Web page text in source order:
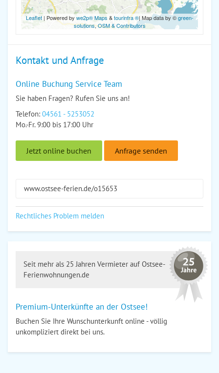
Leaflet| Powered by we2p® Maps &tourinfra ®| Map data by ©green-
solutions,OSM & Contributors
Kontakt und Anfrage
Online Buchung Service Team
Sie haben Fragen? Rufen Sie uns an!
Telefon: 04561 - 5253052
Mo.-Fr. 9:00 bis 17:00 Uhr
Jetzt online buchen Anfrage senden
www.ostsee-ferien.de/o15653
Rechtliches Problem melden
Seit mehr als 25 Jahren Vermieter auf Ostsee-
Ferienwohnungen.de
Premium-Unterkünfte an der Ostsee!
Buchen Sie Ihre Wunschunterkunft online - völlig
unkompliziert direkt bei uns.